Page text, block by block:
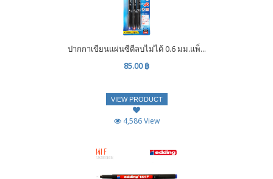
ปากกาเขียนแผ่นซีดีลบไม่ได้ 0.6 มม.แพ็...
85.00 ฿
VIEW PRODUCT
4,586 View